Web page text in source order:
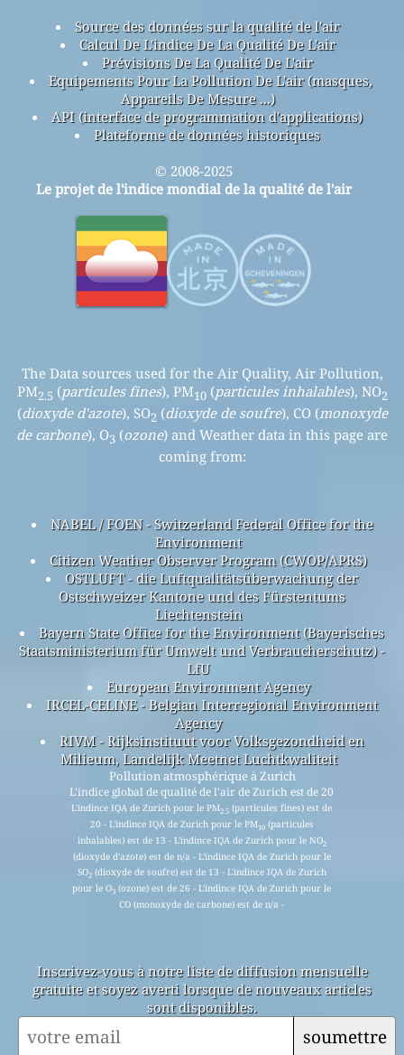
Source des données sur la qualité de l'air
Calcul De L'indice De La Qualité De L'air
Prévisions De La Qualité De L'air
Equipements Pour La Pollution De L'air (masques,
Appareils De Mesure ...)
API (interface de programmation d'applications)
Plateforme de données historiques
© 2008-2025
Le projet de l'indice mondial de la qualité de l'air
The Data sources used for the Air Quality, Air Pollution,
PM2.5 (particules fines), PM10(particules inhalables), NO2
(dioxyde d'azote), SO2 (dioxyde de soufre), CO (monoxyde
de carbone), O3 (ozone) and Weather data in this page are
coming from:
NABEL / FOEN - Switzerland Federal Office for the
Environment
Citizen Weather Observer Program (CWOP/APRS)
OSTLUFT - die Luftqualitätsüberwachung der
Ostschweizer Kantone und des Fürstentums
Liechtenstein
Bayern State Office for the Environment (Bayerisches
Staatsministerium für Umwelt und Verbraucherschutz) -
LfU
European Environment Agency
IRCEL-CELINE - Belgian Interregional Environment
Agency
RIVM - Rijksinstituut voor Volksgezondheid en
Milieum, Landelijk Meetnet Luchtkwaliteit
Pollution atmosphérique à Zurich
L'indice global de qualité de l'air de Zurich est de 20
L'indince IQA de Zurich pour le PM2.5 (particules fines) est de
20 - L'indince IQA de Zurich pour le PM10(particules
inhalables) est de 13 - L'indince IQA de Zurich pour le NO2
(dioxyde d'azote) est de n/a - L'indince IQA de Zurich pour le
SO2(dioxyde de soufre) est de 13 - L'indince IQA de Zurich
pour le O3 (ozone) est de 26 - L'indince IQA de Zurich pour le
CO (monoxyde de carbone) est de n/a -
Inscrivez-vous à notre liste de diffusion mensuelle
gratuite et soyez averti lorsque de nouveaux articles
sont disponibles.
soumettre